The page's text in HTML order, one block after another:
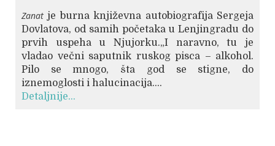
Zanat je burna književna autobiografija Sergeja
Dovlatova, od samih početaka u Lenjingradu do
prvih uspeha u Njujorku.„I naravno, tu je
vladao večni saputnik ruskog pisca – alkohol.
Pilo se mnogo, šta god se stigne, do
iznemoglosti i halucinacija....
Detaljnije...